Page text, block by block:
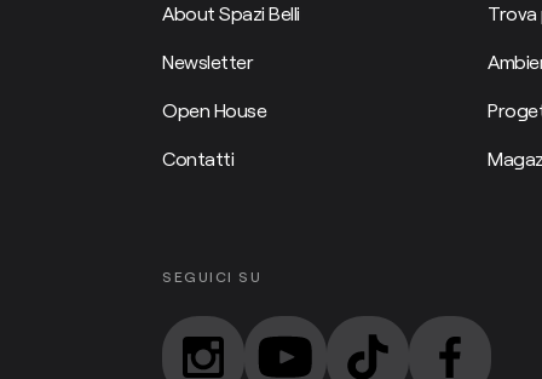
About Spazi Belli
Newsletter
Open House
Contatti
Trova
SEGUICI SU